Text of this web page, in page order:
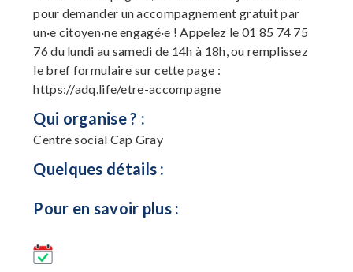
pour demander un accompagnement gratuit par
un·e citoyen·ne engagé·e ! Appelez le 01 85 74 75
76 du lundi au samedi de 14h à 18h, ou remplissez
le bref formulaire sur cette page :
https://adq.life/etre-accompagne
Qui organise ? :
Centre social Cap Gray
Quelques détails :
Pour en savoir plus :